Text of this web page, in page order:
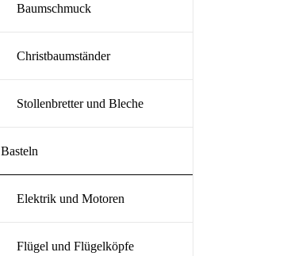
Baumschmuck
Christbaumständer
Stollenbretter und Bleche
Basteln
Elektrik und Motoren
Flügel und Flügelköpfe